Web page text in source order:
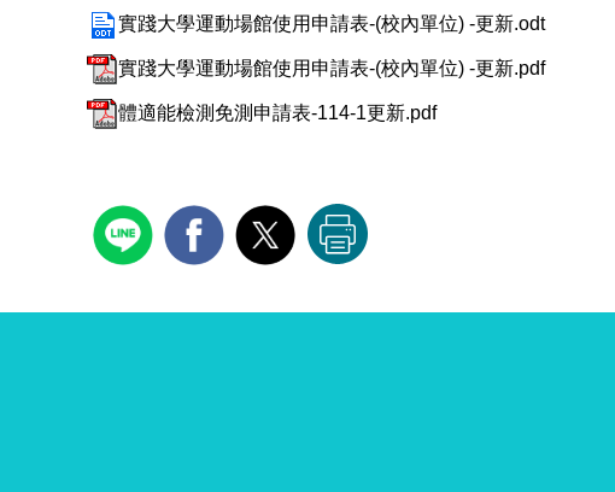
實踐大學運動場館使用申請表-(校內單位) -更新.odt
實踐大學運動場館使用申請表-(校內單位) -更新.pdf
體適能檢測免測申請表-114-1更新.pdf